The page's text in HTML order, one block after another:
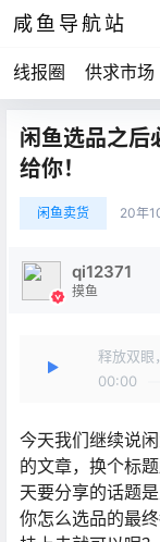
咸鱼导航站
线报圈 供求市场
闲鱼选品之后
给你！
闲鱼卖货 20年
qi12371
摸鱼
释放双眼
00:00
今天我们继续说
的文章，换个标
天要分享的话题
你怎么选品的最